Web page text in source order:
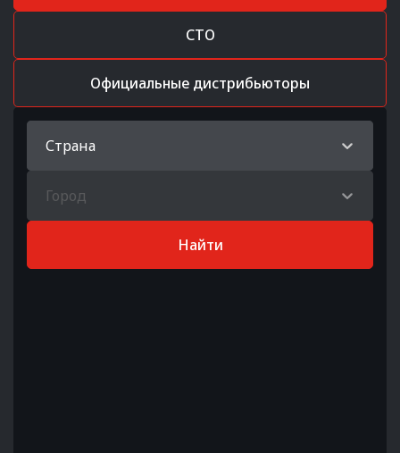
СТО
Официальные дистрибьюторы
Страна
Город
Найти